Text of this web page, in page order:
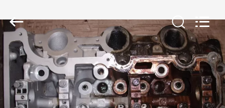
घर
उत्पादों
limited.
Rights
Reserved.